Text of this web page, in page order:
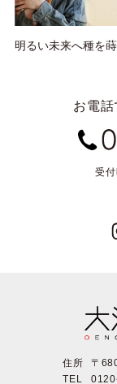
明るい未来へ種を
お電
受
住所
〒
TEL